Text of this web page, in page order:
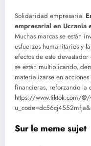
Solidaridad empresarial
empresarial en Ucrania
Muchas marcas se están
esfuerzos humanitarios y
efectos de este
se están multiplicando,
materializarse en
financieras, reforzando la
https://www.tiktok.com/
Sur le meme sujet